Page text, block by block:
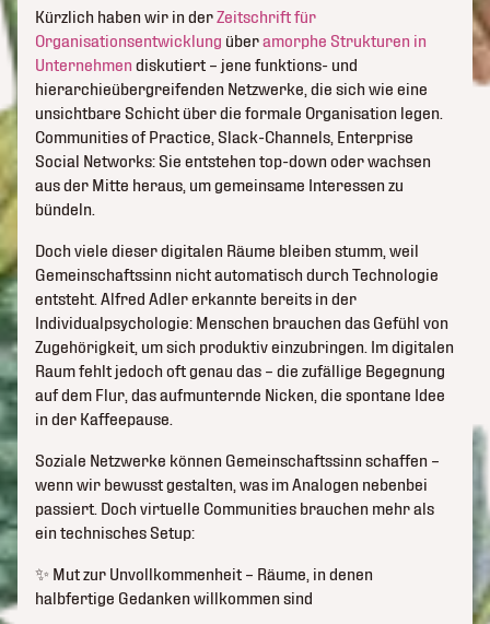
Kürzlich haben wir in derZeitschrift für
Organisationsentwicklung überamorphe Strukturen in
Unternehmen diskutiert – jene funktions- und
hierarchieübergreifenden Netzwerke, die sich wie eine
unsichtbare Schicht über die formale Organisation legen.
Communities of Practice, Slack-Channels, Enterprise
Social Networks: Sie entstehen top-down oder wachsen
aus der Mitte heraus, um gemeinsame Interessen zu
bündeln.
Doch viele dieser digitalen Räume bleiben stumm, weil
Gemeinschaftssinn nicht automatisch durch Technologie
entsteht. Alfred Adler erkannte bereits in der
Individualpsychologie: Menschen brauchen das Gefühl von
Zugehörigkeit, um sich produktiv einzubringen. Im digitalen
Raum fehlt jedoch oft genau das – die zufällige Begegnung
auf dem Flur, das aufmunternde Nicken, die spontane Idee
in der Kaffeepause.
Soziale Netzwerke können Gemeinschaftssinn schaffen –
wenn wir bewusst gestalten, was im Analogen nebenbei
passiert. Doch virtuelle Communities brauchen mehr als
ein technisches Setup:
✨ Mut zur Unvollkommenheit – Räume, in denen
halbfertige Gedanken willkommen sind